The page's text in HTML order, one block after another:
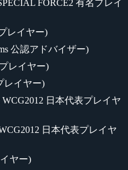
FORCE2 有名プレイ
レイヤー)
公認アドバイザー)
レイヤー)
レイヤー)
WCG2012 日本代表プレイヤ
日本代表プレイヤ
ヤー)